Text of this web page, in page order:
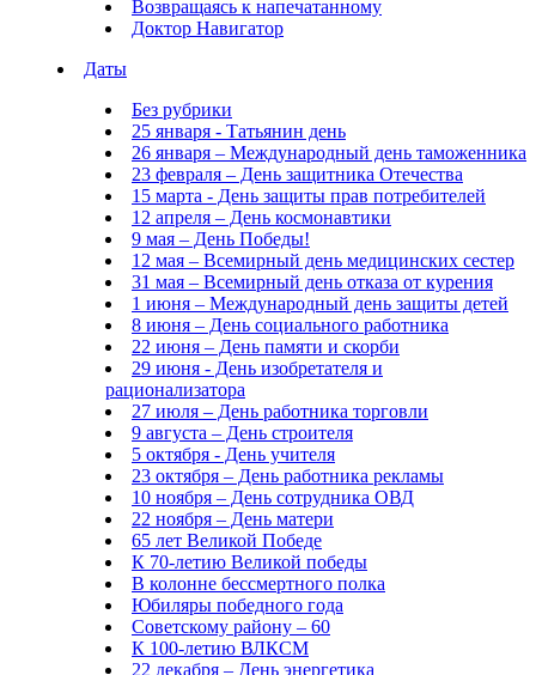
Возвращаясь к напечатанному
Доктор Навигатор
Даты
Без рубрики
25 января - Татьянин день
26 января – Международный день таможенника
23 февраля – День защитника Отечества
15 марта - День защиты прав потребителей
12 апреля – День космонавтики
9 мая – День Победы!
12 мая – Всемирный день медицинских сестер
31 мая – Всемирный день отказа от курения
1 июня – Международный день защиты детей
8 июня – День социального работника
22 июня – День памяти и скорби
29 июня - День изобретателя и
рационализатора
27 июля – День работника торговли
9 августа – День строителя
5 октября - День учителя
23 октября – День работника рекламы
10 ноября – День сотрудника ОВД
22 ноября – День матери
65 лет Великой Победе
К 70-летию Великой победы
В колонне бессмертного полка
Юбиляры победного года
Советскому району – 60
К 100-летию ВЛКСМ
22 декабря – День энергетика